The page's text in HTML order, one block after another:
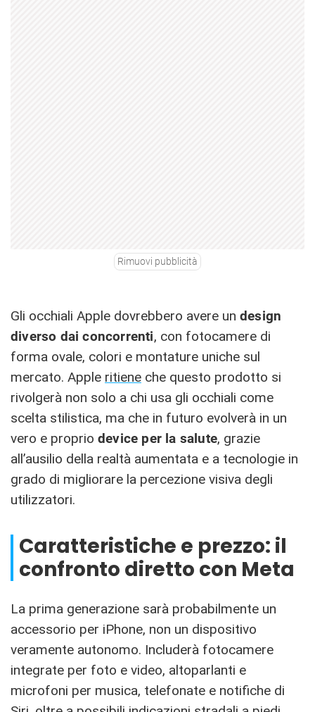
Rimuovi pubblicità
Gli occhiali Apple dovrebbero avere un design
diverso dai concorrenti, con fotocamere di
forma ovale, colori e montature uniche sul
mercato. Apple ritiene che questo prodotto si
rivolgerà non solo a chi usa gli occhiali come
scelta stilistica, ma che in futuro evolverà in un
vero e proprio device per la salute, grazie
all’ausilio della realtà aumentata e a tecnologie in
grado di migliorare la percezione visiva degli
utilizzatori.
Caratteristiche e prezzo: il
confronto diretto con Meta
La prima generazione sarà probabilmente un
accessorio per iPhone, non un dispositivo
veramente autonomo. Includerà fotocamere
integrate per foto e video, altoparlanti e
microfoni per musica, telefonate e notifiche di